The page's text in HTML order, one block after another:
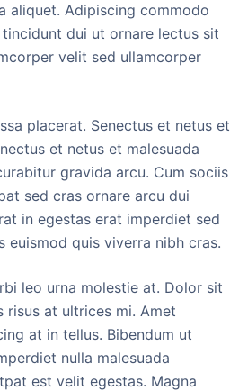
aliquet. Adipiscing commodo
dui ut ornare lectus sit
velit sed ullamcorper
placerat. Senectus et netus et
et netus et malesuada
gravida arcu. Cum sociis
sed cras ornare arcu dui
in egestas erat imperdiet sed
euismod quis viverra nibh cras.
leo urna molestie at. Dolor sit
at ultrices mi. Amet
at in tellus. Bibendum ut
nulla malesuada
est velit egestas. Magna